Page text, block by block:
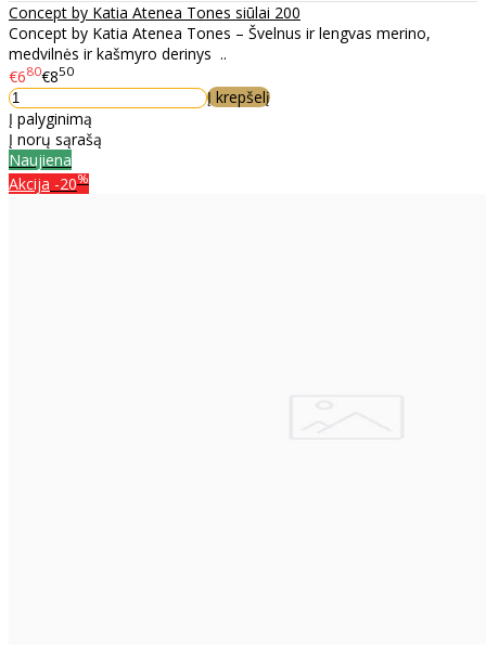
Concept by Katia Atenea Tones siūlai 200
Concept by Katia Atenea Tones – Švelnus ir lengvas merino,
medvilnės ir kašmyro derinys ..
€680€850
Į krepšelį
Į palyginimą
Į norų sąrašą
Naujiena
Akcija -20%